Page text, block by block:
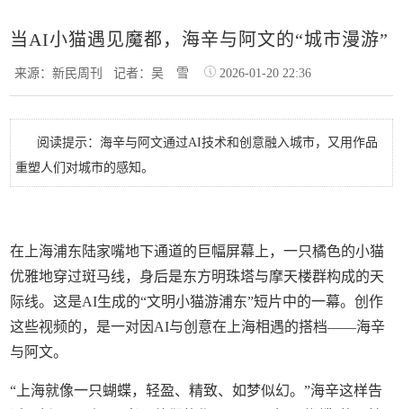
当AI小猫遇见魔都，海辛与阿文的“城市漫游”
来源：新民周刊记者：吴 雪 2026-01-20 22:36
阅读提示：海辛与阿文通过AI技术和创意融入城市，又用作品
重塑人们对城市的感知。
在上海浦东陆家嘴地下通道的巨幅屏幕上，一只橘色的小猫
优雅地穿过斑马线，身后是东方明珠塔与摩天楼群构成的天
际线。这是AI生成的“文明小猫游浦东”短片中的一幕。创作
这些视频的，是一对因AI与创意在上海相遇的搭档——海辛
与阿文。
“上海就像一只蝴蝶，轻盈、精致、如梦似幻。”海辛这样告